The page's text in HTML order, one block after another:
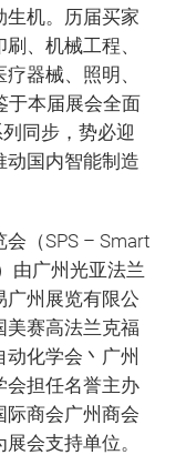
生机。历届买家
、机械工程、
器械、照明、
于本届展会全面
同步，势必迎
动国内智能制造
（SPS – Smart
由广州光亚法兰
广州展览有限公
美赛高法兰克福
化学会丶广州
会担任名誉主办
际商会广州商会
会支持单位。